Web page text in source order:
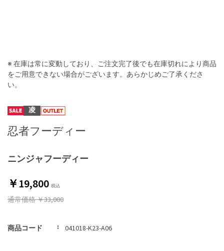
※ 在庫は常に変動しており、ご注文完了後でも在庫切れにより商品
をご用意できない場合がございます。あらかじめご了承くださ
い。
ニンジャフーディー
凌
忍者フーディー
￥19,800
通常価格￥33,000
商品コード 041018-K23-A06